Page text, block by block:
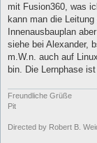
mit Fusion360, was
kann man die
Innenausbauplan
siehe bei Alexander,
m.W.n. auch auf
bin. Die Lernphase
Freundliche Grüße
Pit
Directed by Robert B.